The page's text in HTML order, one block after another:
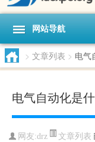
网站导航
> 文章列表 > 电气
电气自动化是
网友:drz 文章列表